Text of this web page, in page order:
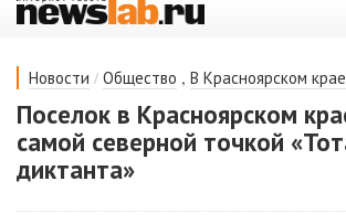
Новости / Общество , В Красноярском крае
Поселок в Красноярском
самой северной точкой
диктанта»